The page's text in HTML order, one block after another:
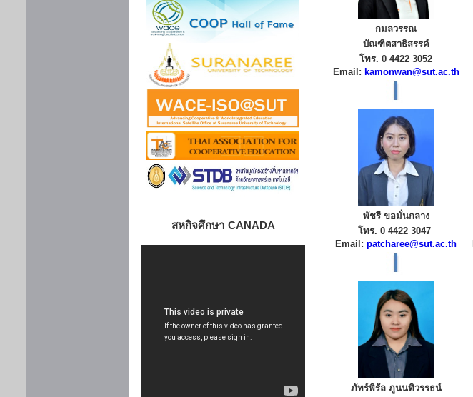
สหกิจศึกษา CANADA
กมลวรรณ
บัณฑิตสาธิสรรค์
โทร. 0 4422 3052
Email: kamonwan@sut.ac.th
พัชรี ขอมั่นกลาง
โทร. 0 4422 3047
Email: patcharee@sut.ac.th
ภัทร์พิรัล ภูนนทิวรรธน์